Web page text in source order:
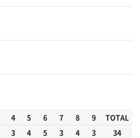
4 5 6 7 8 9
TOTAL
3 4 5 3 4 3 34